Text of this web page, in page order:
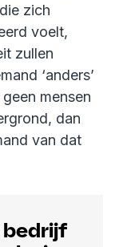
die zich
voelt,
zullen
‘anders’
mensen
dan
van dat
bedrijf